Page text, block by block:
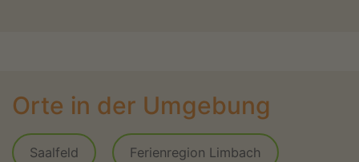
Orte in der Umgebung
Saalfeld Ferienregion Limbach